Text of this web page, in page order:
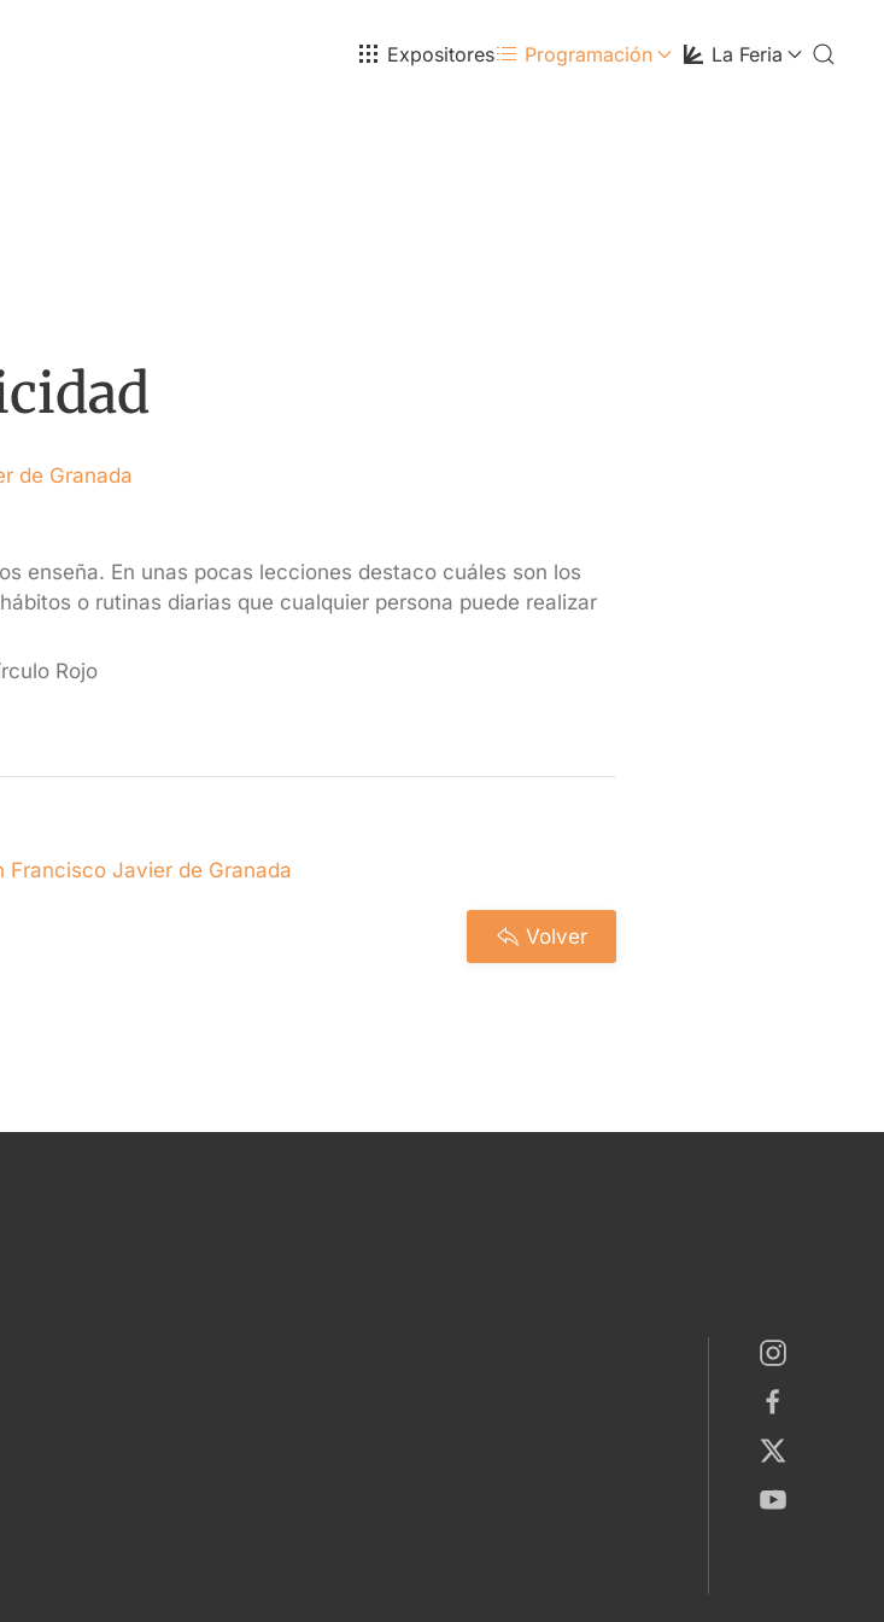
Expositores Programación La Feria
de Granada
enseña. En unas pocas lecciones destaco cuáles son los
o rutinas diarias que cualquier persona puede realizar
Rojo
Francisco Javier de Granada
Volver